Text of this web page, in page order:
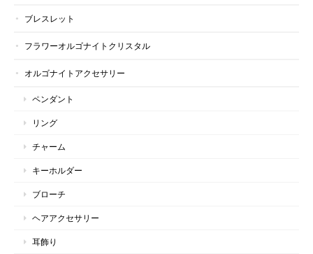
ブレスレット
フラワーオルゴナイトクリスタル
オルゴナイトアクセサリー
ペンダント
リング
チャーム
キーホルダー
ブローチ
ヘアアクセサリー
耳飾り